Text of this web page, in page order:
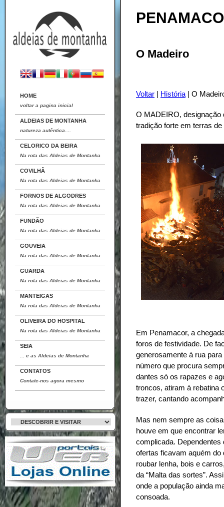
HOME
voltar a pagina inicial
ALDEIAS DE MONTANHA
natureza autêntica....
CELORICO DA BEIRA
Na rota das Aldeias de Montanha
COVILHÃ
Na rota das Aldeias de Montanha
FORNOS DE ALGODRES
Na rota das Aldeias de Montanha
FUNDÃO
Na rota das Aldeias de Montanha
GOUVEIA
Na rota das Aldeias de Montanha
GUARDA
Na rota das Aldeias de Montanha
MANTEIGAS
Na rota das Aldeias de Montanha
OLIVEIRA DO HOSPITAL
Na rota das Aldeias de Montanha
SEIA
... e as Aldeias de Montanha
CONTATOS
Contate-nos agora mesmo
O Madeiro
Voltar | História | O
O MADEIRO, designação
tradição forte em terras
Em Penamacor, a
foros de festividade. De
generosamente à rua
número que procura
dantes só os rapazes e
troncos, atiram à rebatina
trazer, cantando
Mas nem sempre as
houve em que encontrar
complicada.
ofertas ficavam aquém
roubar lenha, bois e
da “Malta das sortes”.
onde a população ainda
consoada.